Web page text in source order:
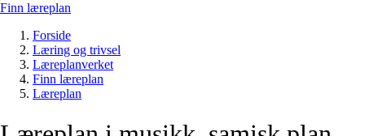
Finn læreplan
Forside
Læring og trivsel
Læreplanverket
Finn læreplan
Læreplan